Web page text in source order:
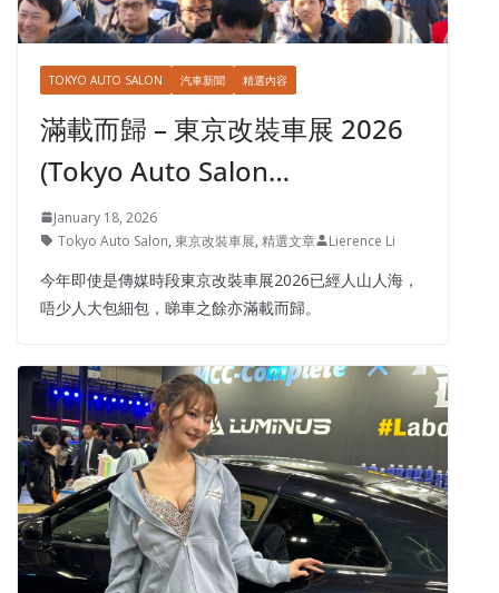
TOKYO AUTO SALON 汽車新聞 精選內容
滿載而歸 – 東京改裝車展 2026
(Tokyo Auto Salon…
January 18, 2026
Tokyo Auto Salon, 東京改裝車展, 精選文章 Lierence Li
今年即使是傳媒時段東京改裝車展2026已經人山人海，
唔少人大包細包，睇車之餘亦滿載而歸。